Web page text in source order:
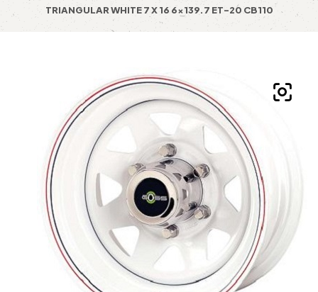
TRIANGULAR WHITE 7 X 16 6×139.7 ET-20 CB110